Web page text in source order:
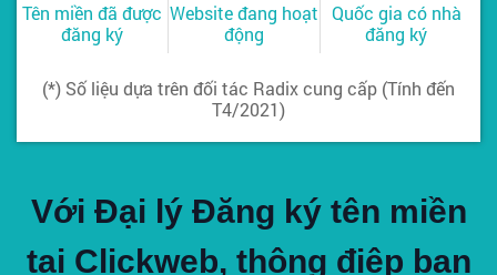
Tên miền đã được
đăng ký
Website đang hoạt
động
Quốc gia có nhà
đăng ký
(*) Số liệu dựa trên đối tác Radix cung cấp (Tính đến
T4/2021)
Với Đại lý Đăng ký tên miền
tại Clickweb, thông điệp bạn